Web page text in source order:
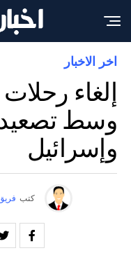
اخر الاخبار
إلغاء
وسط تصعيد
وإسرائيل
كتب